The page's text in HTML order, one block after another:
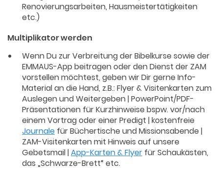
Renovierungsarbeiten, Hausmeistertätigkeiten
etc.)
Multiplikator werden
Wenn Du zur Verbreitung der Bibelkurse sowie der
EMMAUS-App beitragen oder den Dienst der ZAM
vorstellen möchtest, geben wir Dir gerne Info-
Material an die Hand, z.B.: Flyer & Visitenkarten zum
Auslegen und Weitergeben | PowerPoint/PDF-
Präsentationen für Kurzhinweise bspw. vor/nach
einem Vortrag oder einer Predigt | kostenfreie
Journale für Büchertische und Missionsabende |
ZAM-Visitenkarten mit Hinweis auf unsere
Gebetsmail |App-Karten & Flyer für Schaukästen,
das „Schwarze-Brett“ etc.